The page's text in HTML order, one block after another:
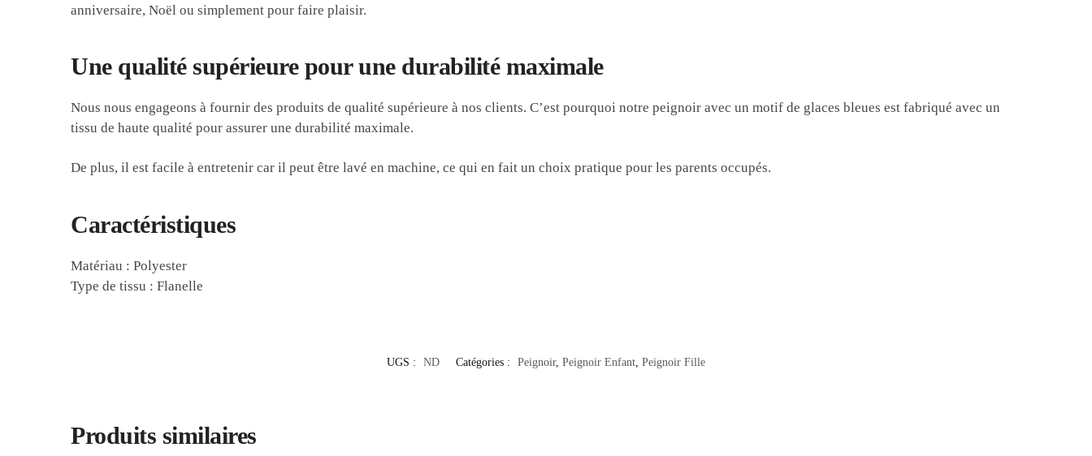
anniversaire, Noël ou simplement pour faire plaisir.
Une qualité supérieure pour une durabilité maximale
Nous nous engageons à fournir des produits de qualité supérieure à nos clients. C’est pourquoi notre peignoir avec un motif de glaces bleues est fabriqué avec un
tissu de haute qualité pour assurer une durabilité maximale.
De plus, il est facile à entretenir car il peut être lavé en machine, ce qui en fait un choix pratique pour les parents occupés.
Caractéristiques
Matériau : Polyester
Type de tissu : Flanelle
UGS : ND Catégories : Peignoir, Peignoir Enfant, Peignoir Fille
Produits similaires